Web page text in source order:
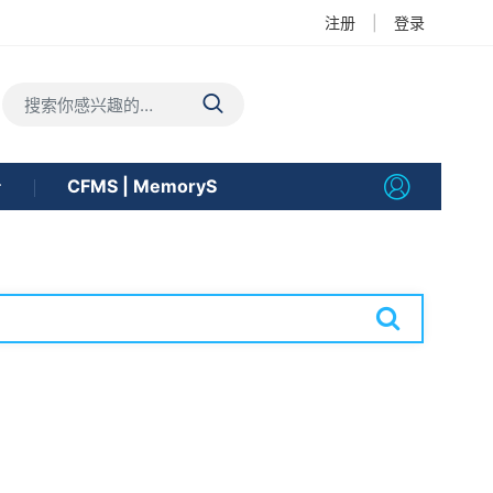
注册 登录
CFMS | MemoryS